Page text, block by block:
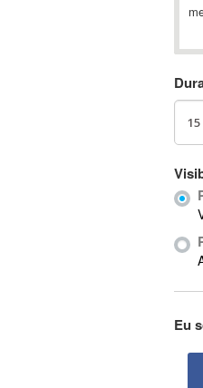
A-
Ab
Eu